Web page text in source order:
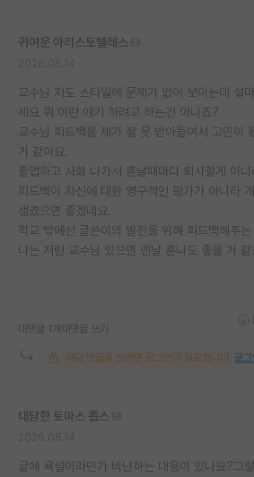
커리어
유학교육
이벤트
반도체 아카데미
재팬라운지 🌸
귀여운 아리스토텔레스
교수님 지도 스타일에 문제가 없어 보이는데 설
세요 뭐 이런 얘기 하려고 하는건 아니죠?
교수님 피드백을 제가 잘 못 받아들여서 고민이
거 같아요.
졸업하고 사회 나가서 혼날때마다 퇴사할게 아니
피드백이 자신에 대한 영구적인 평가가 아니라
생겼으면 좋겠네요.
학교 밖에선 글쓴이의 발전을 위해 피드백해주는
나는 저런 교수님 있으면 맨날 혼나도 좋을 거 같
대댓글 1개 대댓글 쓰기
해당 댓글을 보려면 로그인이 필요합니다. 로그
대담한 토마스 홉스
글에 욕설이라던가 비난하는 내용이 있나요?그